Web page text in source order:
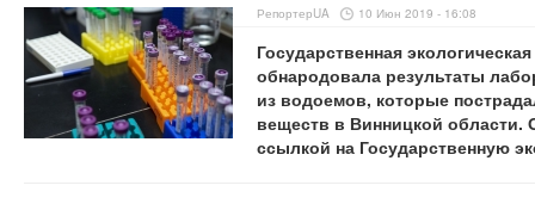
РепортерUA 10 Июн 2019 - 16:08
Государственная
обнародовала результаты
из водоемов, которые
веществ в Винницкой
ссылкой на Государственную